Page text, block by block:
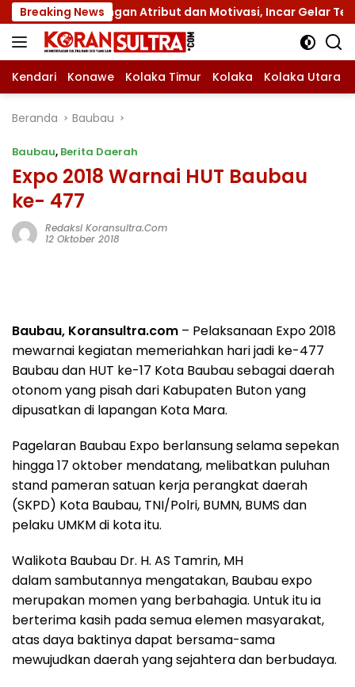
Langsung
ke
konten
Breaking News
XII dengan Atribut dan Motivasi, Incar Gelar Terbaik di
Kendari Konawe Kolaka Timur Kolaka Kolaka Utara
Beranda Baubau
Baubau, Berita Daerah
Expo 2018 Warnai HUT Baubau
ke- 477
Redaksi Koransultra.com
12 Oktober 2018
Baubau, Koransultra.com – Pelaksanaan Expo 2018
mewarnai kegiatan memeriahkan hari jadi ke-477
Baubau dan HUT ke-17 Kota Baubau sebagai daerah
otonom yang pisah dari Kabupaten Buton yang
dipusatkan di lapangan Kota Mara.
Pagelaran Baubau Expo berlansung selama sepekan
hingga 17 oktober mendatang, melibatkan puluhan
stand pameran satuan kerja perangkat daerah
(SKPD) Kota Baubau, TNI/Polri, BUMN, BUMS dan
pelaku UMKM di kota itu.
Walikota Baubau Dr. H. AS Tamrin, MH
dalam sambutannya mengatakan, Baubau expo
merupakan momen yang berbahagia. Untuk itu ia
berterima kasih pada semua elemen masyarakat,
atas daya baktinya dapat bersama-sama
mewujudkan daerah yang sejahtera dan berbudaya.